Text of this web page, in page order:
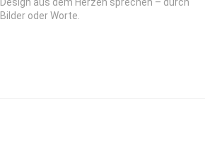
Bilder oder Worte.